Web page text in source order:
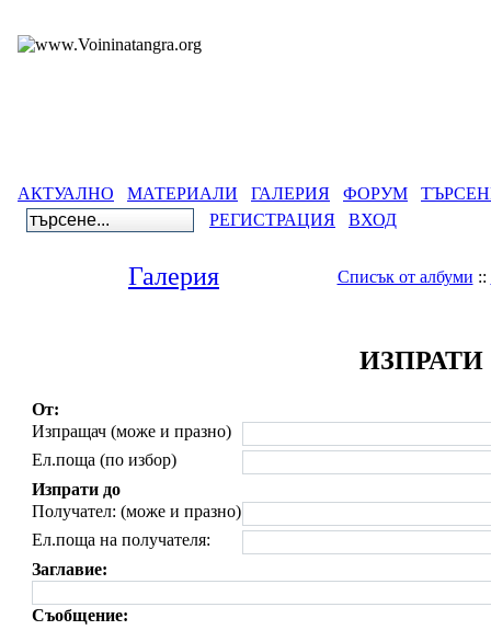
АКТУАЛНО МАТЕРИАЛИ ГАЛЕРИЯ ФОРУМ
РЕГИСТРАЦИЯ
ВХОД
Галерия Списък от албуми ::
От:
Изпращач (може и празно)
Ел.поща (по избор)
Изпрати до
Получател: (може и празно)
Ел.поща на получателя:
Заглавие:
Съобщение: